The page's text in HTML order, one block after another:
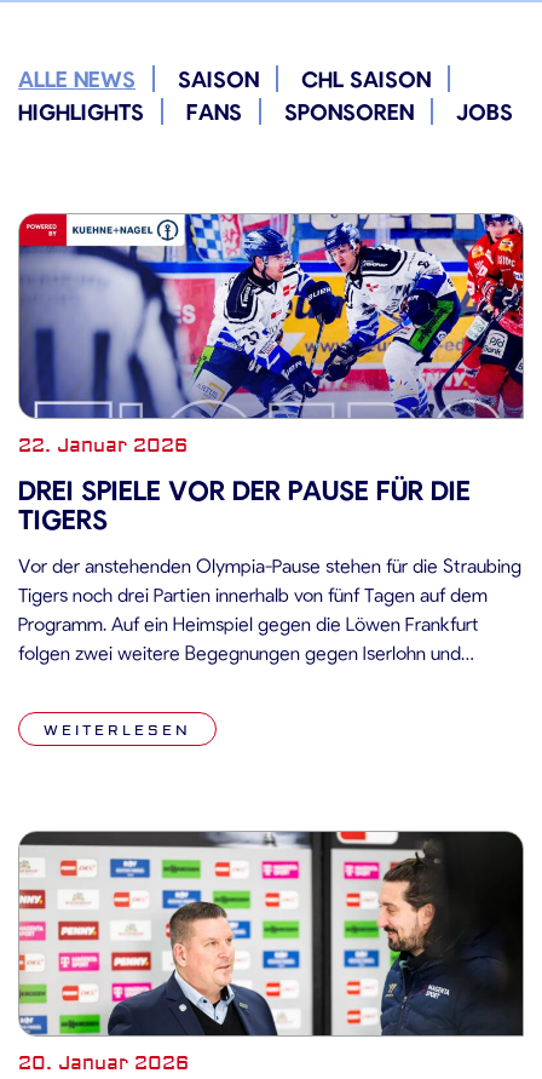
ALLE NEWS SAISON
CHL SAISON
HIGHLIGHTS
FANS SPONSOREN JOBS
22. Januar 2026
DREI SPIELE VOR DER PAUSE FÜR DIE
TIGERS
Vor der anstehenden Olympia-Pause stehen für die Straubing
Tigers noch drei Partien innerhalb von fünf Tagen auf dem
Programm. Auf ein Heimspiel gegen die Löwen Frankfurt
folgen zwei weitere Begegnungen gegen Iserlohn und
die Tigers darum, Stabilität und Konstanz zurückzugewinnen
und sich vor der Unterbrechung […]
WEITERLESEN
20. Januar 2026